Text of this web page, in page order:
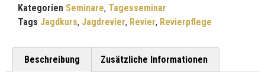
Kategorien Seminare, Tagesseminar
Tags Jagdkurs, Jagdrevier, Revier, Revierpflege
Beschreibung Zusätzliche Informationen